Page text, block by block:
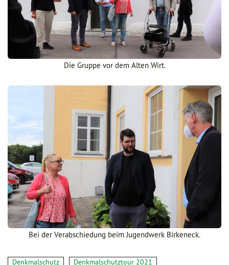
Die Gruppe vor dem Alten Wirt.
Bei der Verabschiedung beim Jugendwerk Birkeneck.
Denkmalschutz Denkmalschutztour 2021